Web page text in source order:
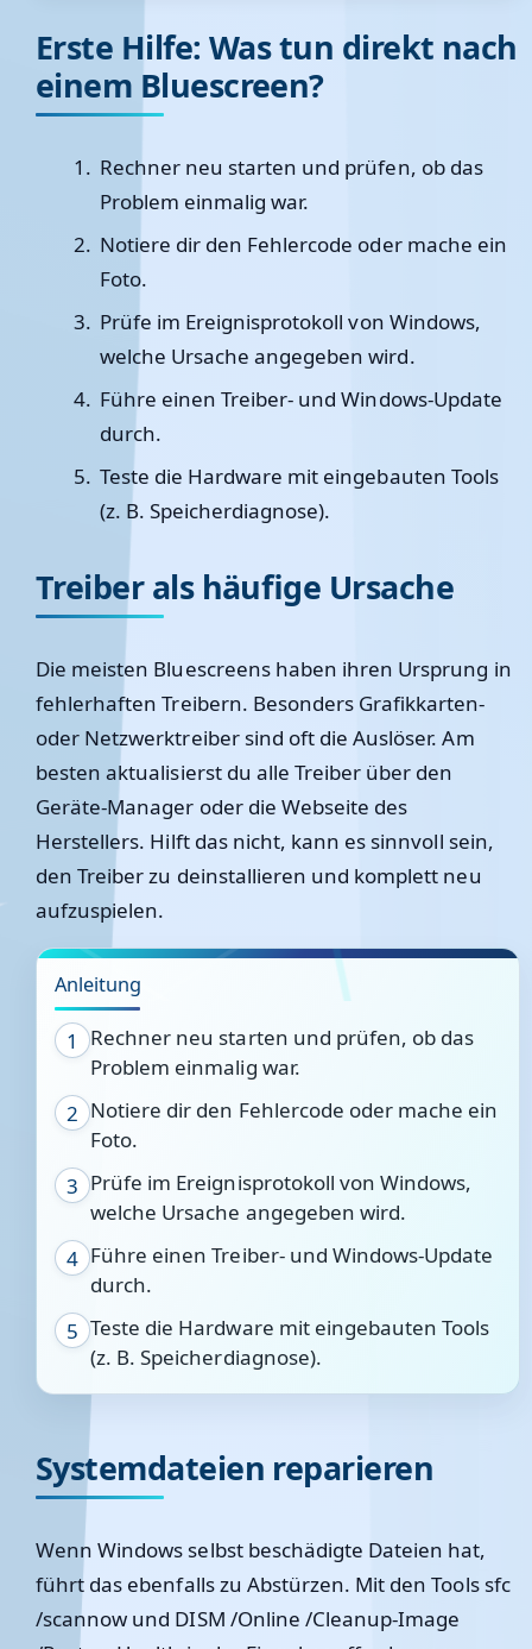
Erste Hilfe: Was tun direkt nach
einem Bluescreen?
Rechner neu starten und prüfen, ob das
Problem einmalig war.
Notiere dir den Fehlercode oder mache ein
Foto.
Prüfe im Ereignisprotokoll von Windows,
welche Ursache angegeben wird.
Führe einen Treiber- und Windows-Update
durch.
Teste die Hardware mit eingebauten Tools
(z. B. Speicherdiagnose).
Treiber als häufige Ursache
Die meisten Bluescreens haben ihren Ursprung in
fehlerhaften Treibern. Besonders Grafikkarten-
oder Netzwerktreiber sind oft die Auslöser. Am
besten aktualisierst du alle Treiber über den
Geräte-Manager oder die Webseite des
Herstellers. Hilft das nicht, kann es sinnvoll sein,
den Treiber zu deinstallieren und komplett neu
aufzuspielen.
Anleitung
1
Rechner neu starten und prüfen, ob das
Problem einmalig war.
2 Notiere dir den Fehlercode oder mache ein
Foto.
3 Prüfe im Ereignisprotokoll von Windows,
welche Ursache angegeben wird.
4 Führe einen Treiber- und Windows-Update
durch.
5 Teste die Hardware mit eingebauten Tools
(z. B. Speicherdiagnose).
Systemdateien reparieren
Wenn Windows selbst beschädigte Dateien hat,
führt das ebenfalls zu Abstürzen. Mit den Tools sfc
/scannow und DISM /Online /Cleanup-Image